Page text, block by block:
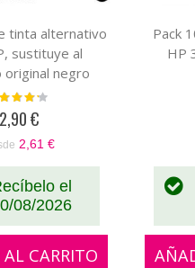
tinta alternativo
sustituye al
original negro
CB317EE-
CB322EE
2,90 €
2,61 €
el
08/2026
CARRITO
Pack
HP